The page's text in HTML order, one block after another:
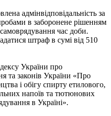
адмінвідповідальність за
в заборонене рішенням
час доби.
штраф в сумі від 510
України про
та законів України «Про
і обігу спирту етилового,
напоїв та тютюнових
в Україні».